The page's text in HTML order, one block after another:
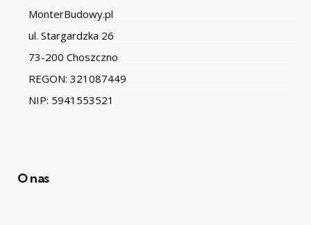
MonterBudowy.pl
ul. Stargardzka 26
73-200 Choszczno
REGON: 321087449
NIP: 5941553521
O nas